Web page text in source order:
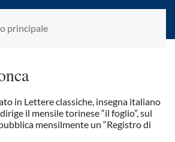
principale
da Romano Luperini
in Lettere classiche, insegna italiano
il mensile torinese “il foglio”, sul
mensilmente un “Registro di